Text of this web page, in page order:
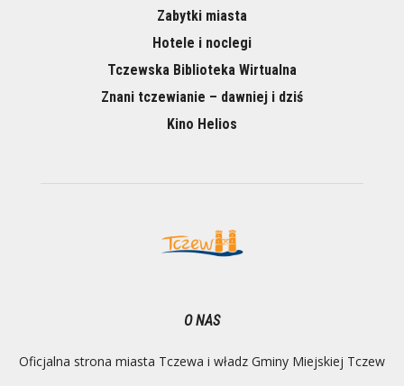
Zabytki miasta
Hotele i noclegi
Tczewska Biblioteka Wirtualna
Znani tczewianie – dawniej i dziś
Kino Helios
O NAS
Oficjalna strona miasta Tczewa i władz Gminy Miejskiej Tczew